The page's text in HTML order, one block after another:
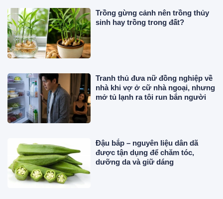
Trồng gừng cảnh nên trồng thủy
sinh hay trồng trong đất?
Tranh thủ đưa nữ đồng nghiệp về
nhà khi vợ ở cữ nhà ngoại, nhưng
mở tủ lạnh ra tôi run bắn người
Đậu bắp – nguyên liệu dân dã
được tận dụng để chăm tóc,
dưỡng da và giữ dáng